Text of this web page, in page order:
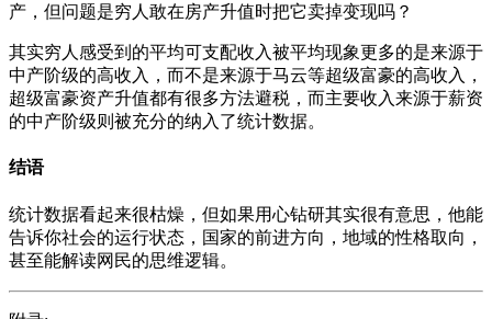
产，但问题是穷人敢在房产升值时把它卖掉变现吗？
其实穷人感受到的平均可支配收入被平均现象更多的是来源于
中产阶级的高收入，而不是来源于马云等超级富豪的高收入，
超级富豪资产升值都有很多方法避税，而主要收入来源于薪资
的中产阶级则被充分的纳入了统计数据。
结语
统计数据看起来很枯燥，但如果用心钻研其实很有意思，他能
告诉你社会的运行状态，国家的前进方向，地域的性格取向，
甚至能解读网民的思维逻辑。